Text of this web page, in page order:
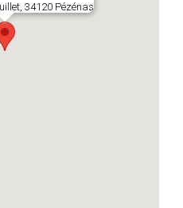
34120 Pézénas